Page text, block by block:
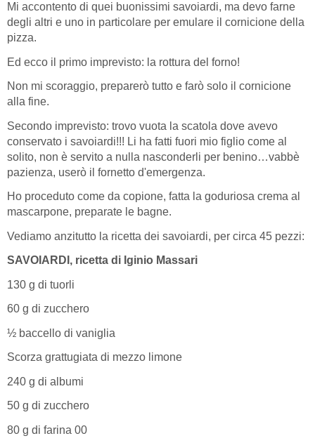
Mi accontento di quei buonissimi savoiardi, ma devo farne
degli altri e uno in particolare per emulare il cornicione della
pizza.
Ed ecco il primo imprevisto: la rottura del forno!
Non mi scoraggio, preparerò tutto e farò solo il cornicione
alla fine.
Secondo imprevisto: trovo vuota la scatola dove avevo
conservato i savoiardi!!! Li ha fatti fuori mio figlio come al
solito, non è servito a nulla nasconderli per benino…vabbè
pazienza, userò il fornetto d'emergenza.
Ho proceduto come da copione, fatta la goduriosa crema al
mascarpone, preparate le bagne.
Vediamo anzitutto la ricetta dei savoiardi, per circa 45 pezzi:
SAVOIARDI, ricetta di Iginio Massari
130 g di tuorli
60 g di zucchero
½ baccello di vaniglia
Scorza grattugiata di mezzo limone
240 g di albumi
50 g di zucchero
80 g di farina 00